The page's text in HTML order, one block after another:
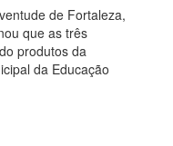
de Fortaleza,
que as três
produtos da
da Educação